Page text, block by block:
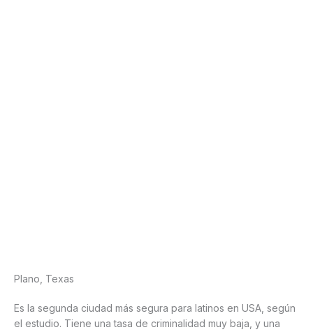
Plano, Texas
Es la segunda ciudad más segura para latinos en USA, según
el estudio. Tiene una tasa de criminalidad muy baja, y una